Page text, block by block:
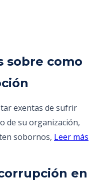
sobre como
exentas de sufrir
de su organización,
sobornos, Leer más
en